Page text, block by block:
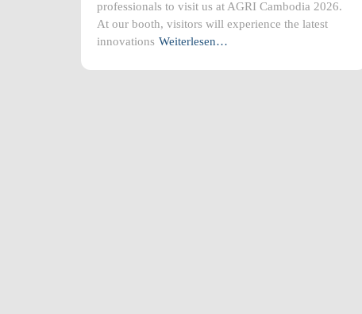
professionals to visit us at AGRI Cambodia 2026.
At our booth, visitors will experience the latest
innovations Weiterlesen…